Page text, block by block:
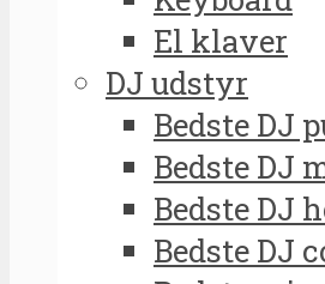
El klaver
DJ udstyr
Bedste DJ
Bedste DJ
Bedste DJ
Bedste DJ